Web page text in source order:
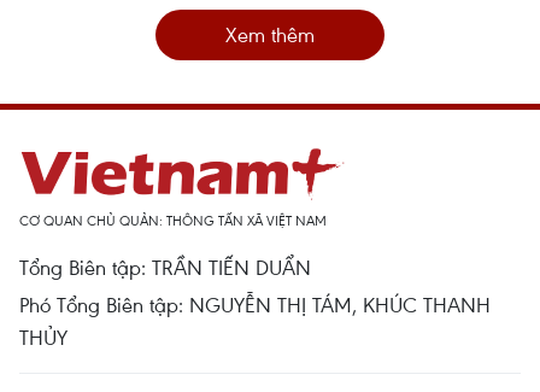
Xem thêm
CƠ QUAN CHỦ QUẢN: THÔNG TẤN XÃ VIỆT NAM
Tổng Biên tập: TRẦN TIẾN DUẨN
Phó Tổng Biên tập: NGUYỄN THỊ TÁM, KHÚC THANH
THỦY